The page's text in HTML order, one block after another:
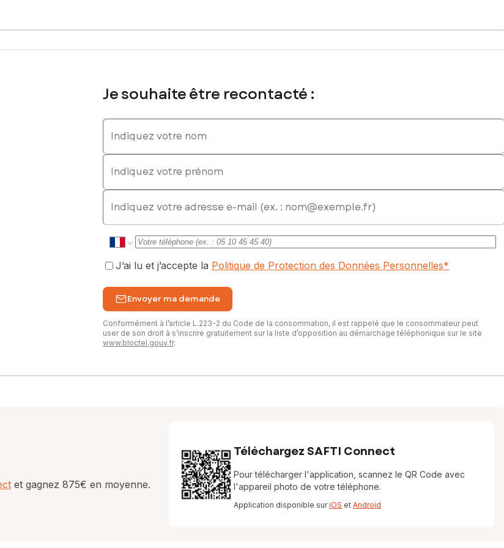
Je souhaite être recontacté :
Indiquez votre nom
Indiquez votre prénom
E-mail
J’ai lu et j’accepte la Politique de Protection des Données Personnelles*
Envoyer ma demande
Conformément à l’article L.223-2 du Code de la consommation, il est rappelé que le consommateur peut
user de son droit à s’inscrire gratuitement sur la liste d’opposition au démarchage téléphonique sur le site
www.bloctel.gouv.fr.
et gagnez 875€ en moyenne.
Téléchargez SAFTI Connect
Pour télécharger l'application, scannez le QR Code avec
l'appareil photo de votre téléphone.
Application disponible suriOS et Android